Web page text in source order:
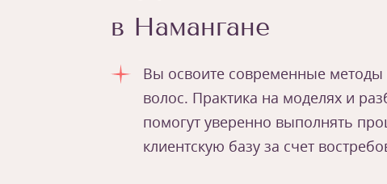
в Намангане
Вы освоите современные
волос. Практика на моделях и
помогут уверенно выполнять
клиентскую базу за счет